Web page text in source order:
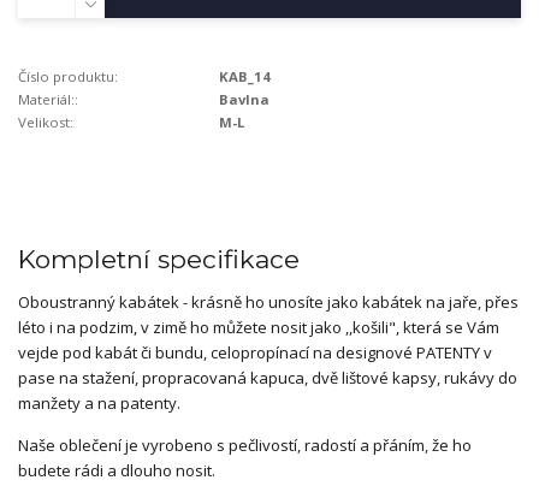
Číslo produktu:
KAB_14
Materiál::
Bavlna
Velikost:
M-L
Kompletní specifikace
Oboustranný kabátek - krásně ho unosíte jako kabátek na jaře, přes
léto i na podzim, v zimě ho můžete nosit jako ,,košili", která se Vám
vejde pod kabát či bundu, celopropínací na designové PATENTY v
pase na stažení, propracovaná kapuca, dvě lištové kapsy, rukávy do
manžety a na patenty.
Naše oblečení je vyrobeno s pečlivostí, radostí a přáním, že ho
budete rádi a dlouho nosit.